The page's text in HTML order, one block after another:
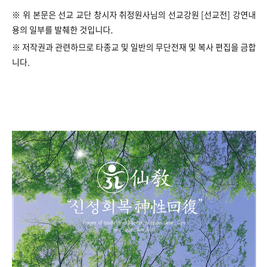
※ 위 본문은 선교 교단 창시자 취정원사님의 선교강원 [선교전] 강연내
용의 일부를 발췌한 것입니다.
※ 저작권과 관련하므로 타종교 및 일반의 무단전재 및 복사 편집을 금합
니다.